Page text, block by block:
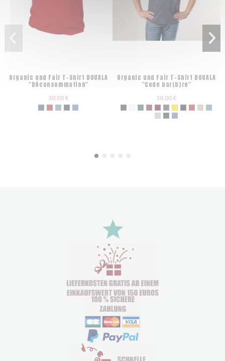
Organic und Fair T-Shirt DOUALA
"Déconsommation"
38,00 €
Organic und Fair T-Shirt DOUALA
"Code bar(b)re"
38,00 €